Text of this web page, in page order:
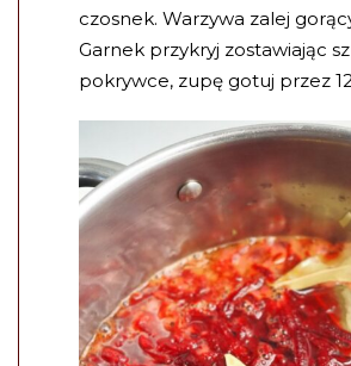
czosnek. Warzywa zalej
Garnek przykryj zostawiając
pokrywce, zupę gotuj przez